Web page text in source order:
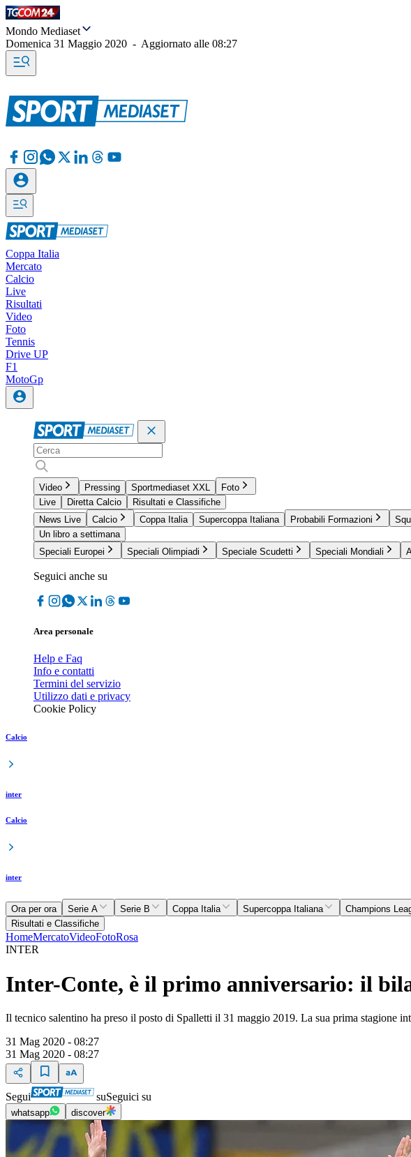
Mondo Mediaset
Domenica 31 Maggio 2020 - Aggiornato alle 08:27
Coppa Italia
Mercato
Calcio
Live
Risultati
Video
Foto
Tennis
Drive UP
F1
MotoGp
Video Pressing Sportmediaset XXL
Foto
Live
Diretta Calcio
Risultati e Classifiche
News Live
Calcio Coppa Italia Supercoppa Italiana Probabili Formazioni
Un libro a settimana
Speciali Europei
Speciali Olimpiadi Speciale Scudetti Speciali Mondiali
Seguici anche su
Area personale
Help e Faq
Info e contatti
Termini del servizio
Utilizzo dati e privacy
Cookie Policy
Calcio
inter
Calcio
inter
Ora per ora Serie A Serie B Coppa Italia Supercoppa Italiana Champions
Risultati e Classifiche
HomeMercatoVideoFotoRosa
INTER
Inter-Conte, è il primo anniversario: il
Il tecnico salentino ha preso il posto di Spalletti il 31 maggio 2019. La sua prima stagione
31 Mag 2020 - 08:27
31 Mag 2020 - 08:27
Segui suSeguici su
whatsapp discover